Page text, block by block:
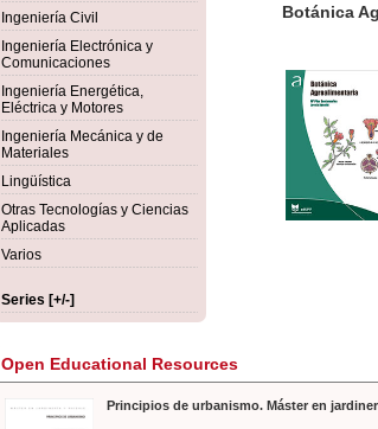
Ingeniería Civil
Ingeniería Electrónica y
Comunicaciones
Ingeniería Energética,
Eléctrica y Motores
Ingeniería Mecánica y de
Materiales
Lingüística
Otras Tecnologías y Ciencias
Aplicadas
Varios
Series [+/-]
Botánica
Open Educational Resources
Principios de urbanismo. Máster en